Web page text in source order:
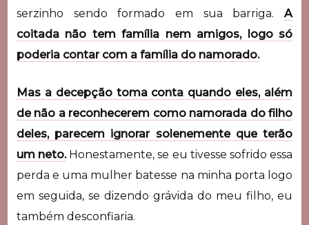
serzinho sendo formado em sua barriga.A
coitada não tem família nem amigos, logo só
poderia contar com a família do namorado.
Mas a decepção toma conta quando eles, além
de não a reconhecerem como namorada do filho
deles, parecem ignorar solenemente que terão
um neto.Honestamente, se eu tivesse sofrido essa
perda e uma mulher batesse na minha porta logo
em seguida, se dizendo grávida do meu filho, eu
também desconfiaria.